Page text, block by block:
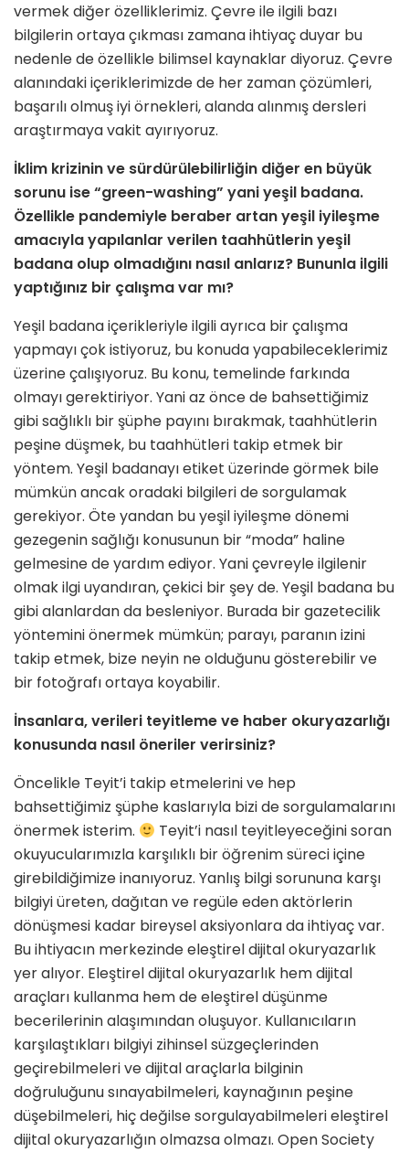
vermek diğer özelliklerimiz. Çevre ile ilgili bazı
bilgilerin ortaya çıkması zamana ihtiyaç duyar bu
nedenle de özellikle bilimsel kaynaklar diyoruz. Çevre
alanındaki içeriklerimizde de her zaman çözümleri,
başarılı olmuş iyi örnekleri, alanda alınmış dersleri
araştırmaya vakit ayırıyoruz.
İklim krizinin ve sürdürülebilirliğin diğer en büyük
sorunu ise “green-washing” yani yeşil badana.
Özellikle pandemiyle beraber artan yeşil iyileşme
amacıyla yapılanlar verilen taahhütlerin yeşil
badana olup olmadığını nasıl anlarız? Bununla ilgili
yaptığınız bir çalışma var mı?
Yeşil badana içerikleriyle ilgili ayrıca bir çalışma
yapmayı çok istiyoruz, bu konuda yapabileceklerimiz
üzerine çalışıyoruz. Bu konu, temelinde farkında
olmayı gerektiriyor. Yani az önce de bahsettiğimiz
gibi sağlıklı bir şüphe payını bırakmak, taahhütlerin
peşine düşmek, bu taahhütleri takip etmek bir
yöntem. Yeşil badanayı etiket üzerinde görmek bile
mümkün ancak oradaki bilgileri de sorgulamak
gerekiyor. Öte yandan bu yeşil iyileşme dönemi
gezegenin sağlığı konusunun bir “moda” haline
gelmesine de yardım ediyor. Yani çevreyle ilgilenir
olmak ilgi uyandıran, çekici bir şey de. Yeşil badana bu
gibi alanlardan da besleniyor. Burada bir gazetecilik
yöntemini önermek mümkün; parayı, paranın izini
takip etmek, bize neyin ne olduğunu gösterebilir ve
bir fotoğrafı ortaya koyabilir.
İnsanlara, verileri teyitleme ve haber okuryazarlığı
konusunda nasıl öneriler verirsiniz?
Öncelikle Teyit’i takip etmelerini ve hep
bahsettiğimiz şüphe kaslarıyla bizi de sorgulamalarını
önermek isterim.
Teyit’i nasıl teyitleyeceğini soran
okuyucularımızla karşılıklı bir öğrenim süreci içine
girebildiğimize inanıyoruz. Yanlış bilgi sorununa karşı
bilgiyi üreten, dağıtan ve regüle eden aktörlerin
dönüşmesi kadar bireysel aksiyonlara da ihtiyaç var.
Bu ihtiyacın merkezinde eleştirel dijital okuryazarlık
yer alıyor. Eleştirel dijital okuryazarlık hem dijital
araçları kullanma hem de eleştirel düşünme
becerilerinin alaşımından oluşuyor. Kullanıcıların
karşılaştıkları bilgiyi zihinsel süzgeçlerinden
geçirebilmeleri ve dijital araçlarla bilginin
doğruluğunu sınayabilmeleri, kaynağının peşine
düşebilmeleri, hiç değilse sorgulayabilmeleri eleştirel
dijital okuryazarlığın olmazsa olmazı. Open Society